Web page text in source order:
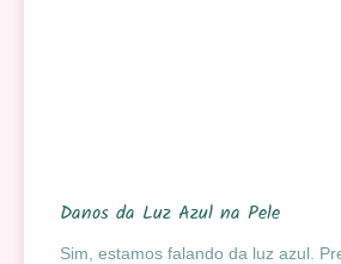
Danos da Luz Azul na Pele
Sim, estamos falando da luz azul.